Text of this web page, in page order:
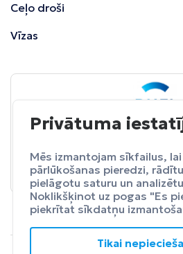
Ceļo droši
Vīzas
BALTA ceļojumu
Pasargā sevi no
Apdrošināt
Privātuma
Mēs izmantojam sīkfailus,
pārlūkošanas pieredzi,
pielāgotu saturu un
Noklikšķinot uz pogas "Es
piekrītat sīkdatņu
Tikai